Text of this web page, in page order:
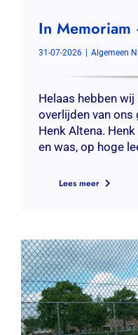
In
31-07-2026 Algemeen
Helaas hebben
overlijden van
Henk Altena.
en was, op hoge
Lees meer